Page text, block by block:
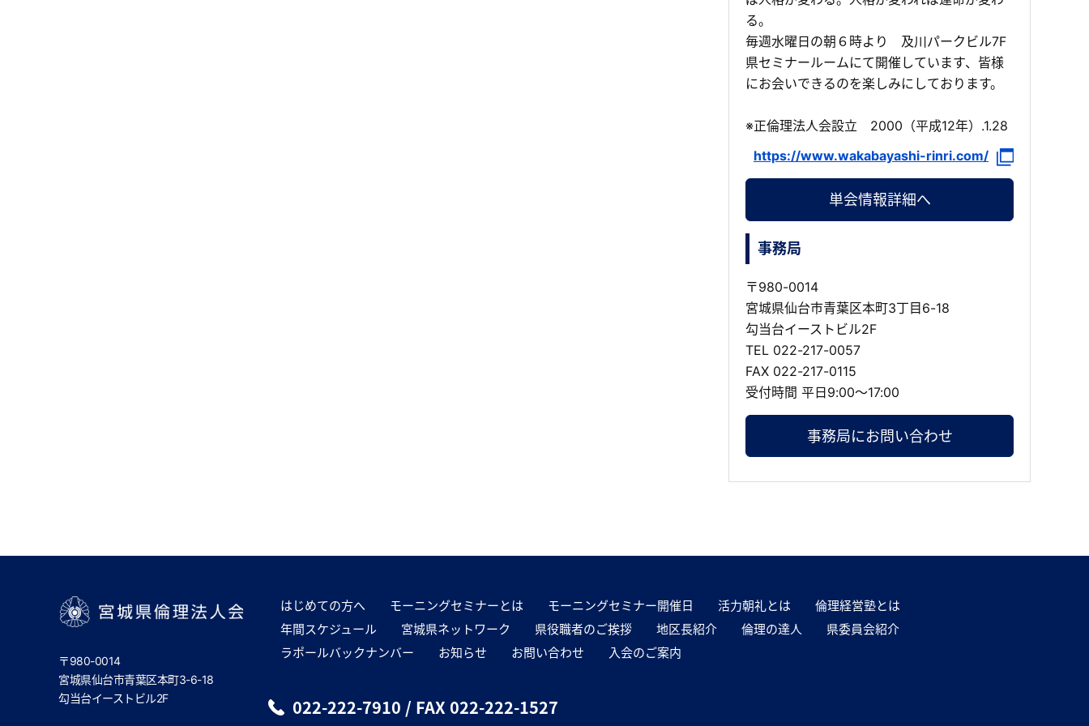
る。
毎週水曜日の朝６時より 及川パークビル7F
県セミナールームにて開催しています、皆様
にお会いできるのを楽しみにしております。
※正倫理法人会設立 2000（平成12年）.1.28
https://www.wakabayashi-rinri.com/
単会情報詳細へ
事務局
〒980-0014
宮城県仙台市青葉区本町3丁目6-18
勾当台イーストビル2F
TEL 022-217-0057
FAX 022-217-0115
受付時間 平日9:00～17:00
事務局にお問い合わせ
〒980-0014
宮城県仙台市青葉区本町3-6-18
勾当台イーストビル2F
はじめての方へ モーニングセミナーとは モーニングセミナー開催日 活力朝礼とは
倫理経営塾とは
年間スケジュール
宮城県ネットワーク 県役職者のご挨拶 地区長紹介 倫理の達人
県委員会紹介
ラポールバックナンバー
お知らせ お問い合わせ 入会のご案内
022-222-7910 / FAX 022-222-1527